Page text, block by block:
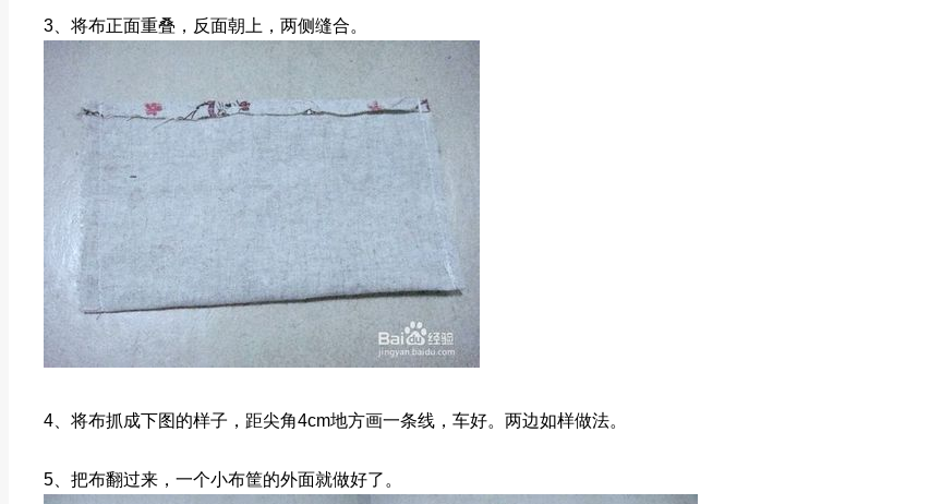
3、将布正面重叠，反面朝上，两侧缝合。
4、将布抓成下图的样子，距尖角4cm地方画一条线，车好。两边如样做法。
5、把布翻过来，一个小布筐的外面就做好了。